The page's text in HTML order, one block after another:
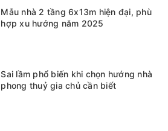
Mẫu nhà 2 tầng 6x13m hiện đại, phù
hợp xu hướng năm 2025
Sai lầm phổ biến khi chọn hướng nhà
phong thuỷ gia chủ cần biết